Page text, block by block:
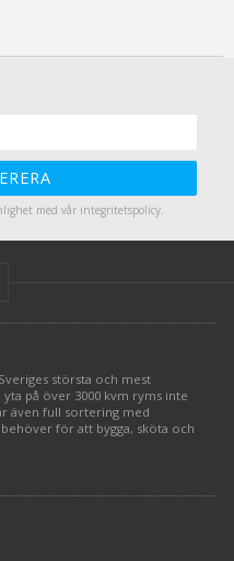
med vår integritetspolicy.
största och mest
på över 3000 kvm ryms inte
även full sortering med
för att bygga, sköta och